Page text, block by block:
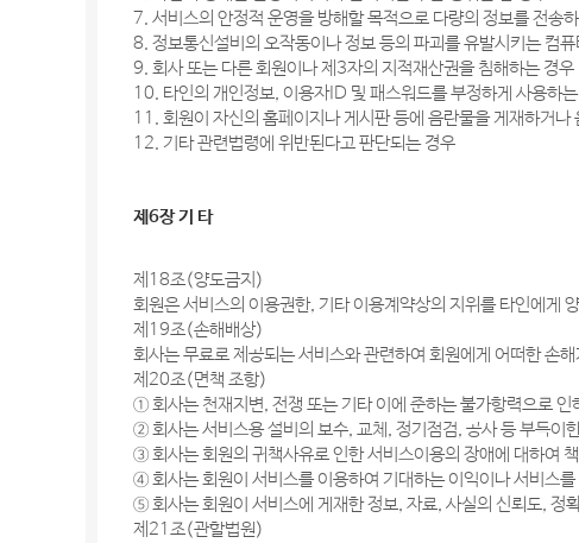
7. 서비스의 안정적 운영을 방해할 목적으로 다량의 정보를 전송
8. 정보통신설비의 오작동이나 정보 등의 파괴를 유발시키는 컴
9. 회사 또는 다른 회원이나 제3자의 지적재산권을 침해하는 경우
10. 타인의 개인정보, 이용자ID 및 패스워드를 부정하게 사용하
11. 회원이 자신의 홈페이지나 게시판 등에 음란물을 게재하거나
12. 기타 관련법령에 위반된다고 판단되는 경우
제6장 기 타
제18조(양도금지)
회원은 서비스의 이용권한, 기타 이용계약상의 지위를 타인에게
제19조(손해배상)
회사는 무료로 제공되는 서비스와 관련하여 회원에게 어떠한 손
제20조(면책 조항)
① 회사는 천재지변, 전쟁 또는 기타 이에 준하는 불가항력으로
② 회사는 서비스용 설비의 보수, 교체, 정기점검, 공사 등 부득이
③ 회사는 회원의 귀책사유로 인한 서비스이용의 장애에 대하여
④ 회사는 회원이 서비스를 이용하여 기대하는 이익이나 서비스
⑤ 회사는 회원이 서비스에 게재한 정보, 자료, 사실의 신뢰도, 정
제21조(관할법원)